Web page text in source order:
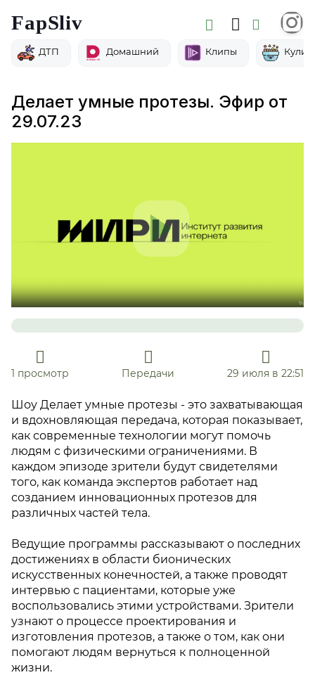
FapSliv
ДТП Домашний Клипы
Делает умные протезы. Эфир от
29.07.23
1 просмотр Передачи 29 июля в 22:51
Шоу Делает умные протезы - это захватывающая
и вдохновляющая передача, которая показывает,
как современные технологии могут помочь
людям с физическими ограничениями. В
каждом эпизоде зрители будут свидетелями
того, как команда экспертов работает над
созданием инновационных протезов для
различных частей тела.
Ведущие программы рассказывают о последних
достижениях в области бионических
искусственных конечностей, а также проводят
интервью с пациентами, которые уже
воспользовались этими устройствами. Зрители
узнают о процессе проектирования и
изготовления протезов, а также о том, как они
помогают людям вернуться к полноценной
жизни.